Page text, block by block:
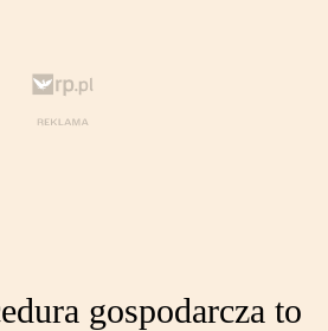
gospodarcza to